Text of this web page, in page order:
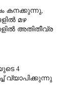
കനക്കുന്നു,
മഴ
അതിതീവ്ര
4
വ്യാപിക്കുന്നു